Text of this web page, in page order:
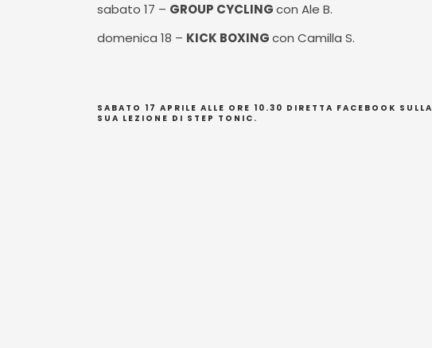
sabato 17 – GROUP CYCLINGcon Ale B.
domenica 18 – KICK BOXINGcon Camilla S.
SABATO 17 APRILE ALLE ORE 10.30 DIRETTA FACEBOOK SULLA
SUA LEZIONE DI STEP TONIC .